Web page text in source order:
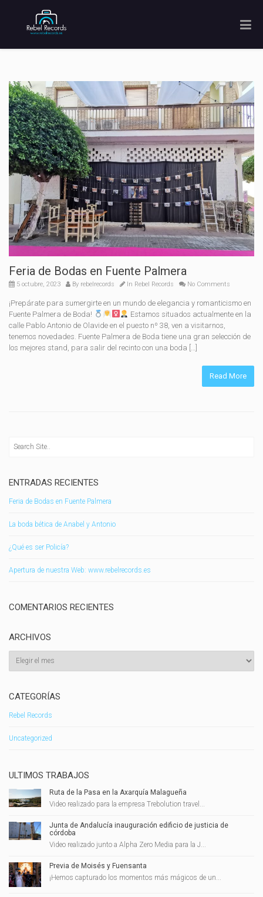
Feria de Bodas en Fuente Palmera
5 octubre, 2023 By rebelrecords In Rebel Records No Comments
¡Prepárate para sumergirte en un mundo de elegancia y romanticismo en
Fuente Palmera de Boda!
Estamos situados actualmente en la
calle Pablo Antonio de Olavide en el puesto nº 38, ven a visitarnos,
tenemos novedades. Fuente Palmera de Boda tiene una gran selección de
los mejores stand, para salir del recinto con una boda […]
Read More
ENTRADAS RECIENTES
Feria de Bodas en Fuente Palmera
La boda bética de Anabel y Antonio
¿Qué es ser Policía?
Apertura de nuestra Web: www.rebelrecords.es
COMENTARIOS RECIENTES
ARCHIVOS
CATEGORÍAS
Rebel Records
Uncategorized
ULTIMOS TRABAJOS
Ruta de la Pasa en la Axarquía Malagueña
Video realizado para la empresa Trebolution travel...
Junta de Andalucía inauguración edificio de justicia de
córdoba
Video realizado junto a Alpha Zero Media para la J...
Previa de Moisés y Fuensanta
¡Hemos capturado los momentos más mágicos de un...